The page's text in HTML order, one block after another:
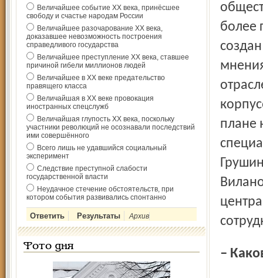
Величайшее событие ХХ века, принёсшее
свободу и счастье народам России
Величайшее разочарование ХХ века,
доказавшее невозможность построения
справедливого государства
Величайшее преступление ХХ века, ставшее
причиной гибели миллионов людей
Величайшее в ХХ веке предательство
правящего класса
Величайшая в ХХ веке провокация
иностранных спецслужб
Величайшая глупость ХХ века, поскольку
участники революций не осознавали последствий
ими совершённого
Всего лишь не удавшийся социальный
эксперимент
Следствие преступной слабости
государственной власти
Неудачное стечение обстоятельств, при
котором события развивались спонтанно
Архив
Фото дня
более
плане
–